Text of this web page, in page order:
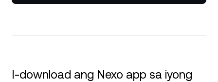
I-download ang Nexo app sa iyong